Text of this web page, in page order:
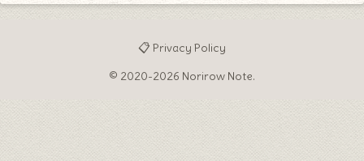
📋 Privacy Policy
© 2020-2026 Norirow Note.